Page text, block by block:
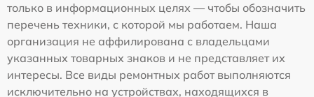
только в информационных целях — чтобы обозначить
перечень техники, с которой мы работаем. Наша
организация не аффилирована с владельцами
указанных товарных знаков и не представляет их
интересы. Все виды ремонтных работ выполняются
исключительно на устройствах, находящихся в